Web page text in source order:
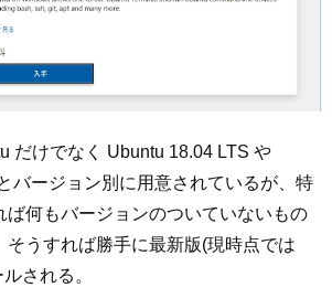
だけでなく Ubuntu 18.04 LTS や
バージョン別に用意されているが、特
ば何もバージョンのついていないもの
そうすれば勝手に最新版(現時点では
される。